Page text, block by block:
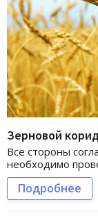
Зерновой
Все стороны
необходимо
Подробнее